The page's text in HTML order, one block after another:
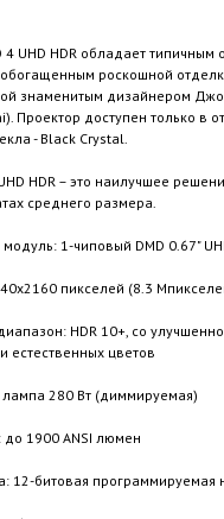
4 UHD HDR обладает типичным
роскошной
знаменитым дизайнером
Проектор доступен только в
- Black Crystal.
HDR – это наилучшее
среднего размера.
1-чиповый DMD 0.67"
пикселей (8.3
HDR 10+, со
естественных цветов
лампа 280 Вт (диммируемая)
до 1900 ANSI люмен
12-битовая программируемая